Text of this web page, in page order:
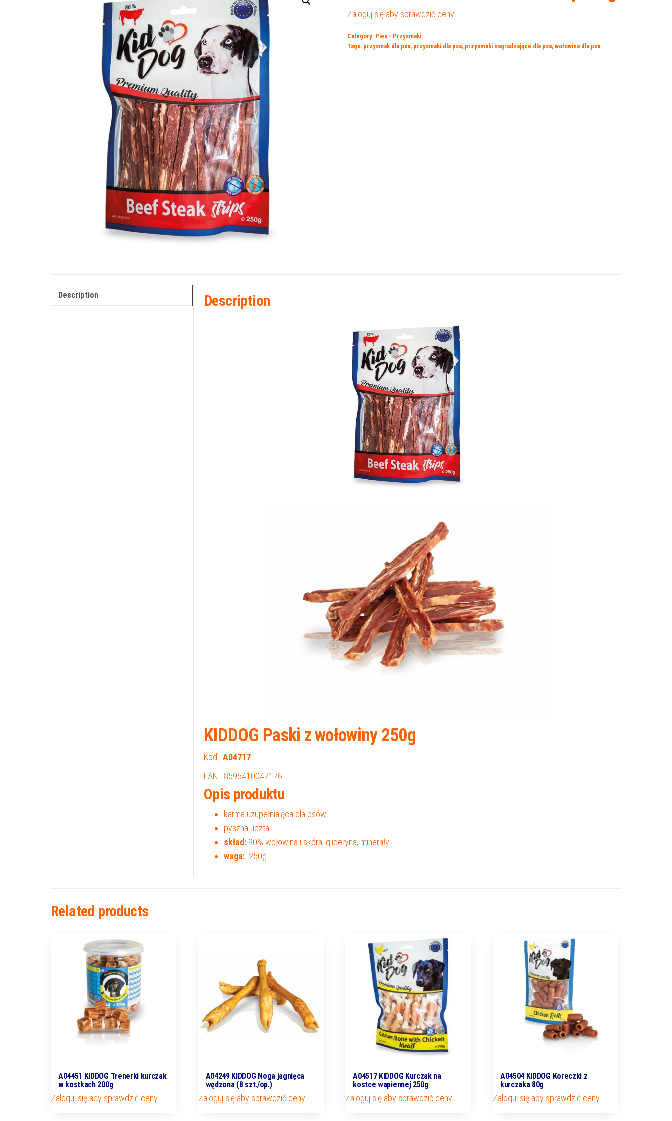
Zaloguj się aby sprawdzić ceny
Category: Pies - Przysmaki
Tags: przysmak dla psa, przysmaki dla psa, przysmaki nagradzające dla psa, wołowina dla psa
Description Description
KIDDOG Paski z wołowiny 250g
Kod: A04717
EAN: 8596410047176
Opis produktu
karma uzupełniająca dla psów
pyszna uczta
skład: 90% wołowina i skóra, gliceryna, minerały
waga: 250g
Related products
A04451 KIDDOG Trenerki kurczak
w kostkach 200g
Zaloguj się aby sprawdzić ceny
A04249 KIDDOG Noga jagnięca
wędzona (8 szt./op.)
Zaloguj się aby sprawdzić ceny
A04517 KIDDOG Kurczak na
kostce wapiennej 250g
Zaloguj się aby sprawdzić ceny
A04504 KIDDOG Koreczki z
kurczaka 80g
Zaloguj się aby sprawdzić ceny